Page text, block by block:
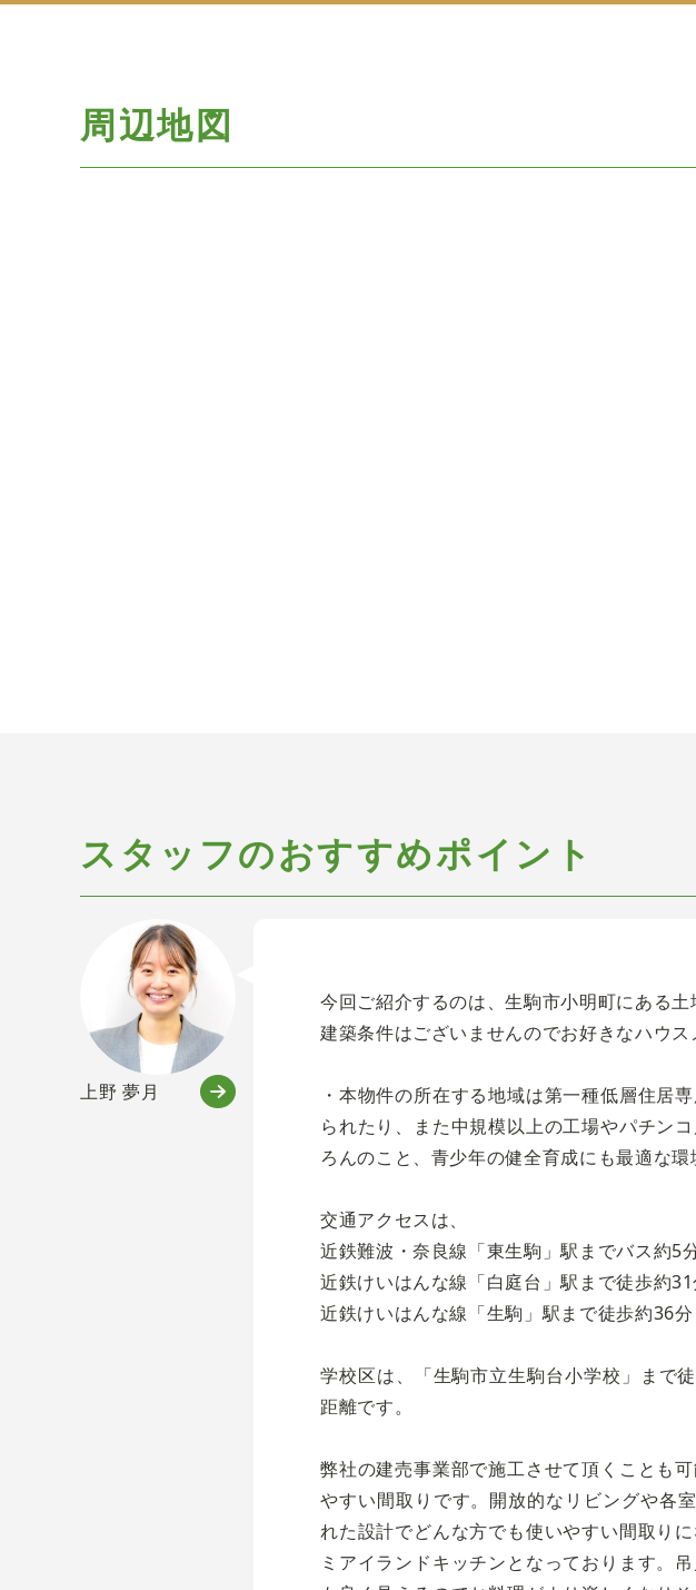
周辺地図
スタッフのおすすめポイント
上野 夢月
今回ご紹介するのは、生駒市小明町にある土
建築条件はございませんのでお好きなハウス
・本物件の所在する地域は第一種低層住居
られたり、また中規模以上の工場やパチン
ろんのこと、青少年の健全育成にも最適な環
交通アクセスは、
近鉄難波・奈良線「東生駒」駅までバス約5
近鉄けいはんな線「白庭台」駅まで徒歩約31
近鉄けいはんな線「生駒」駅まで徒歩約36分
学校区は、「生駒市立生駒台小学校」まで
距離です。
弊社の建売事業部で施工させて頂くことも
やすい間取りです。開放的なリビングや各
れた設計でどんな方でも使いやすい間取り
ミアイランドキッチンとなっております。